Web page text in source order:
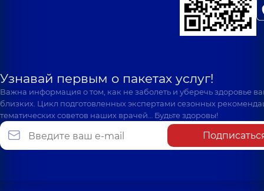
Узнавай первым о пакетах услуг!
Важна информация о том, как не заболеть и уберечь здоровье
близких. Цикл подготовленных экспертами сезонных
тематических советов наших врачей… Будьте здоровы!